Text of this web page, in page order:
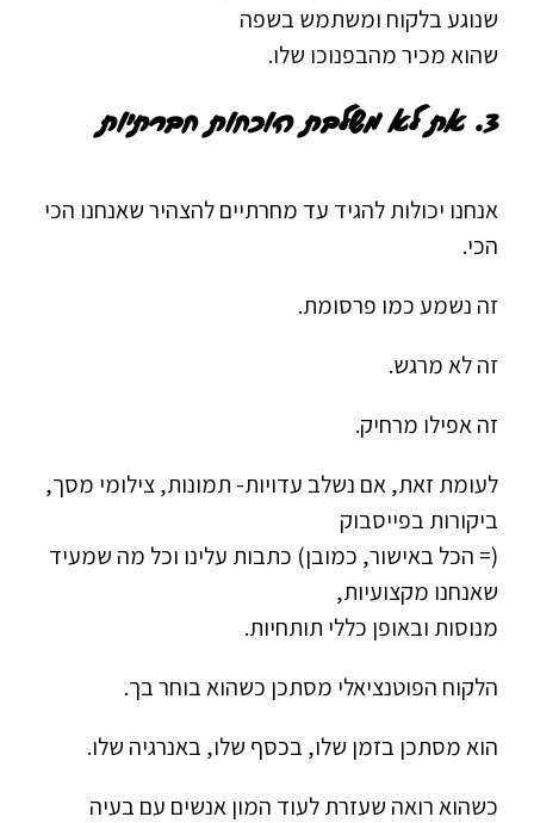
שנוגע בלקוח ומשתמש בשפה
שהוא מכיר מהבפנוכו שלו.
3. את לא משלבת הוכחות חברתיות
אנחנו יכולות להגיד עד מחרתיים להצהיר שאנחנו הכי
הכי.
זה נשמע כמו פרסומת.
זה לא מרגש.
זה אפילו מרחיק.
לעומת זאת, אם נשלב עדויות- תמונות, צילומי מסך,
ביקורות בפייסבוק
(= הכל באישור, כמובן) כתבות עלינו וכל מה שמעיד
שאנחנו מקצועיות,
מנוסות ובאופן כללי תותחיות.
הלקוח הפוטנציאלי מסתכן כשהוא בוחר בך.
הוא מסתכן בזמן שלו, בכסף שלו, באנרגיה שלו.
כשהוא רואה שעזרת לעוד המון אנשים עם בעיה